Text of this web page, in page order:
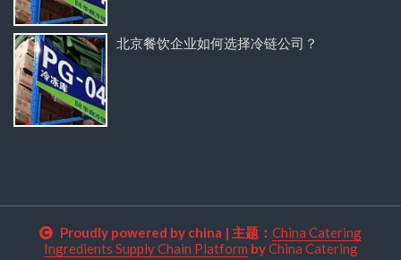
北京餐饮企业如何选择冷链公司？
Proudly powered by china | 主题： China Catering
Ingredients Supply Chain Platform byChina Catering